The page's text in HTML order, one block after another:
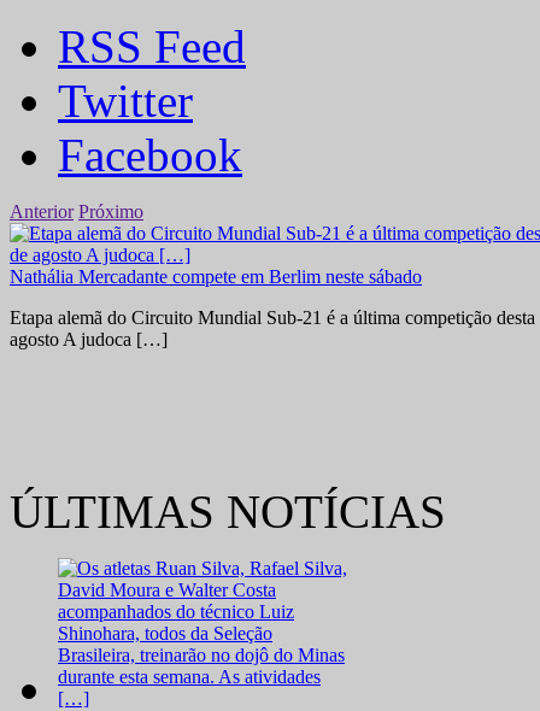
RSS Feed
Twitter
Facebook
Anterior Próximo
Nathália Mercadante compete em Berlim neste sábado
Etapa alemã do Circuito Mundial Sub-21 é a última competição
agosto A judoca […]
ÚLTIMAS NOTÍCIAS